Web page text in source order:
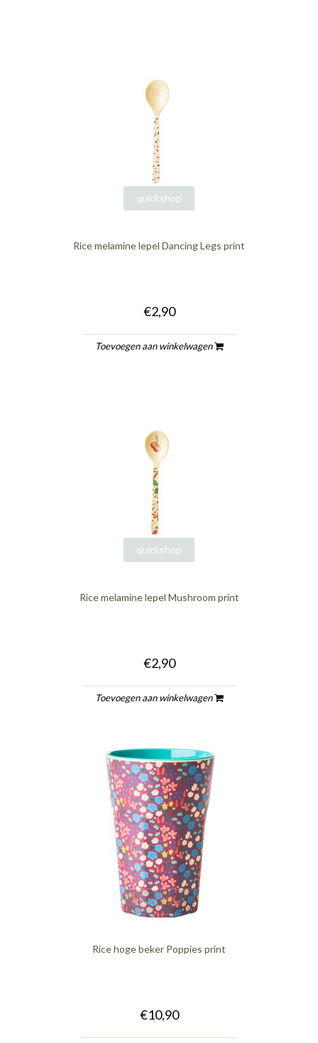
quickshop
Rice melamine lepel Dancing Legs print
€2,90
Toevoegen aan winkelwagen
quickshop
Rice melamine lepel Mushroom print
€2,90
Toevoegen aan winkelwagen
quickshop
Rice hoge beker Poppies print
€10,90